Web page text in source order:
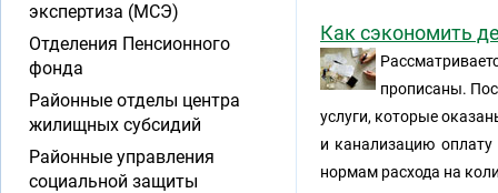
Как сэкономить
прописаны.
услуги, которые
и канализацию
нормам расхода на
экспертиза (МСЭ)
Отделения Пенсионного
фонда
Районные отделы центра
жилищных субсидий
Районные управления
социальной защиты